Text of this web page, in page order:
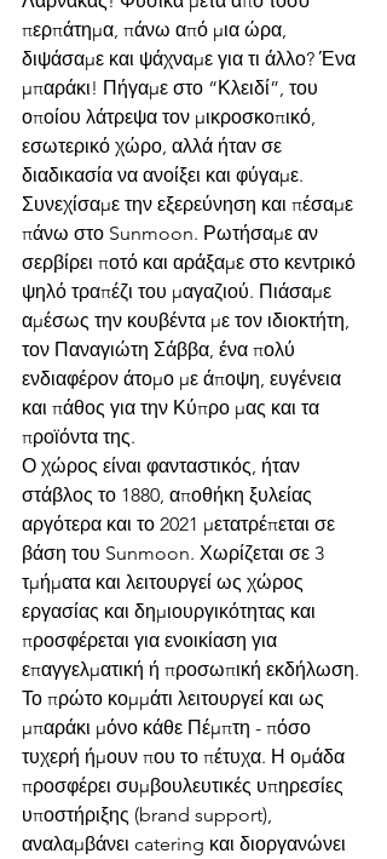
περπάτημα, πάνω από μια ώρα,
διψάσαμε και ψάχναμε για τι άλλο? Ένα
μπαράκι! Πήγαμε στο “Κλειδί”, του
οποίου λάτρεψα τον μικροσκοπικό,
εσωτερικό χώρο, αλλά ήταν σε
διαδικασία να ανοίξει και φύγαμε.
Συνεχίσαμε την εξερεύνηση και πέσαμε
πάνω στο Sunmoon. Ρωτήσαμε αν
σερβίρει ποτό και αράξαμε στο κεντρικό
ψηλό τραπέζι του μαγαζιού. Πιάσαμε
αμέσως την κουβέντα με τον ιδιοκτήτη,
τον Παναγιώτη Σάββα, ένα πολύ
ενδιαφέρον άτομο με άποψη, ευγένεια
και πάθος για την Κύπρο μας και τα
προϊόντα της.
Ο χώρος είναι φανταστικός, ήταν
στάβλος το 1880, αποθήκη ξυλείας
αργότερα και το 2021 μετατρέπεται σε
βάση του Sunmoon. Χωρίζεται σε 3
τμήματα και λειτουργεί ως χώρος
εργασίας και δημιουργικότητας και
προσφέρεται για ενοικίαση για
επαγγελματική ή προσωπική εκδήλωση.
Το πρώτο κομμάτι λειτουργεί και ως
μπαράκι μόνο κάθε Πέμπτη - πόσο
τυχερή ήμουν που το πέτυχα. Η ομάδα
προσφέρει συμβουλευτικές υπηρεσίες
υποστήριξης (brand support),
αναλαμβάνει catering και διοργανώνει